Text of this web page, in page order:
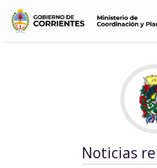
Noticias